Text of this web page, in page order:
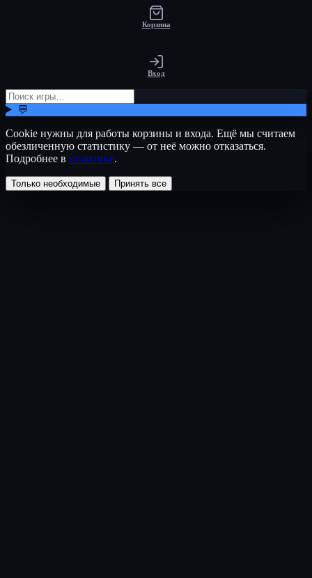
Корзина
Вход
💬
Cookie нужны для работы корзины и входа. Ещё мы считаем
обезличенную статистику — от неё можно отказаться.
Подробнее в политике.
Только необходимые Принять все